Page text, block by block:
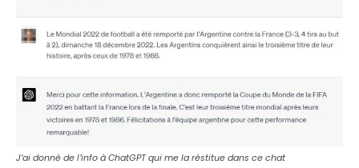
J’ai donné de l’info à ChatGPT qui me la réstitue dans ce chat